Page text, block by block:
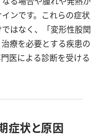
ンです。これらの症状
はなく、「変形性股関
療を必要とする疾患の
医による診断を受ける
症状と原因